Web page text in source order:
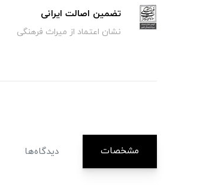
تضمین اصالت ایرانی
نشان اعتماد از میراث فرهنگی
مشخصات دیدگاه‌ها